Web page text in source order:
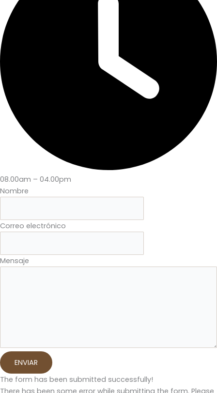
08.00am – 04.00pm
Nombre
Correo electrónico
Mensaje
ENVIAR
The form has been submitted successfully!